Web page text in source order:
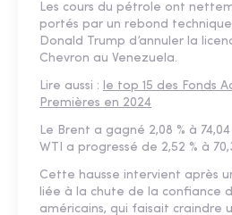
Les cours du pétrole ont
portés par un rebond
Donald Trump d’annuler la
Chevron au Venezuela.
Lire aussi : le top 15 des Fonds
Premières en 2024
Le Brent a gagné 2,08 % à
WTI a progressé de 2,52 % à
Cette hausse intervient après
liée à la chute de la confiance
américains, qui faisait craindre